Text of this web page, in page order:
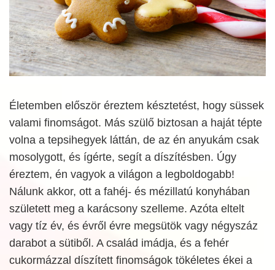
Életemben először éreztem késztetést, hogy süssek
valami finomságot. Más szülő biztosan a haját tépte
volna a tepsihegyek láttán, de az én anyukám csak
mosolygott, és ígérte, segít a díszítésben. Úgy
éreztem, én vagyok a világon a legboldogabb!
Nálunk akkor, ott a fahéj- és mézillatú konyhában
született meg a karácsony szelleme. Azóta eltelt
vagy tíz év, és évről évre megsütök vagy négyszáz
darabot a sütiből. A család imádja, és a fehér
cukormázzal díszített finomságok tökéletes ékei a